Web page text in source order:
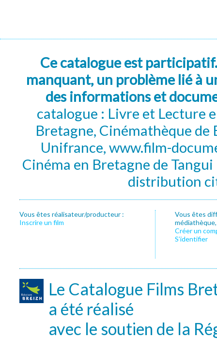
Ce catalogue est
manquant, un problème lié à
des informations et
catalogue : Livre et Lecture
Bretagne, Cinémathèque de
Unifrance, www.film-
Cinéma en Bretagne de
distribution
Vous êtes réalisateur/producteur :
Inscrire un film
Vous êtes
Créer un
S’identifier
Le Catalogue Films
a été réalisé
avec le soutien de la